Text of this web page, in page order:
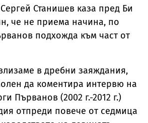
Станишев каза пред Би
че не приема начина, по
подхожда към част от
в дребни заяждания,
да коментира интервю на
Първанов (2002 г.-2012 г.)
отпреди повече от седмица